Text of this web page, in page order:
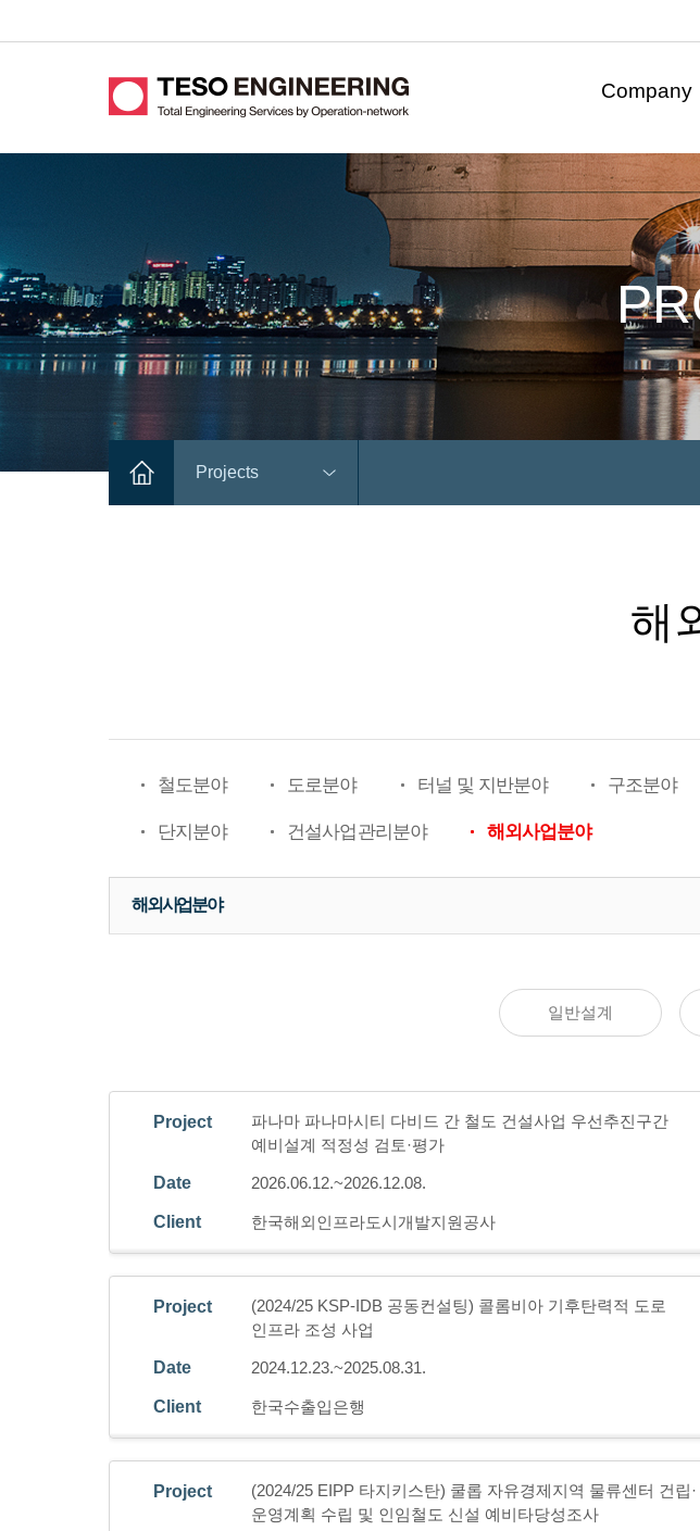
Company
Projects
해
철도분야 도로분야 터널 및 지반분야 구조분야
단지분야 건설사업관리분야 해외사업분야
해외사업분야
일반설계
Project
파나마 파나마시티 다비드 간 철도 건설사업 우선추진구간
예비설계 적정성 검토·평가
Date 2026.06.12.~2026.12.08.
Client 한국해외인프라도시개발지원공사
Project
(2024/25 KSP-IDB 공동컨설팅) 콜롬비아 기후탄력적 도로
인프라 조성 사업
Date 2024.12.23.~2025.08.31.
Client 한국수출입은행
Project
(2024/25 EIPP 타지키스탄) 쿨롭 자유경제지역 물류센터 건립·
운영계획 수립 및 인임철도 신설 예비타당성조사